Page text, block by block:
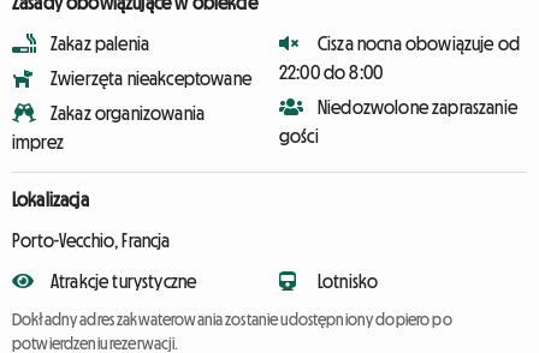
Zakaz palenia
Zwierzęta nieakceptowane
Zakaz organizowania
imprez
Cisza nocna obowiązuje od
22:00 do 8:00
Niedozwolone zapraszanie
gości
Lokalizacja
Porto-Vecchio, Francja
Atrakcje turystyczne Lotnisko
Dokładny adres zakwaterowania zostanie udostępniony dopiero po
potwierdzeniu rezerwacji.